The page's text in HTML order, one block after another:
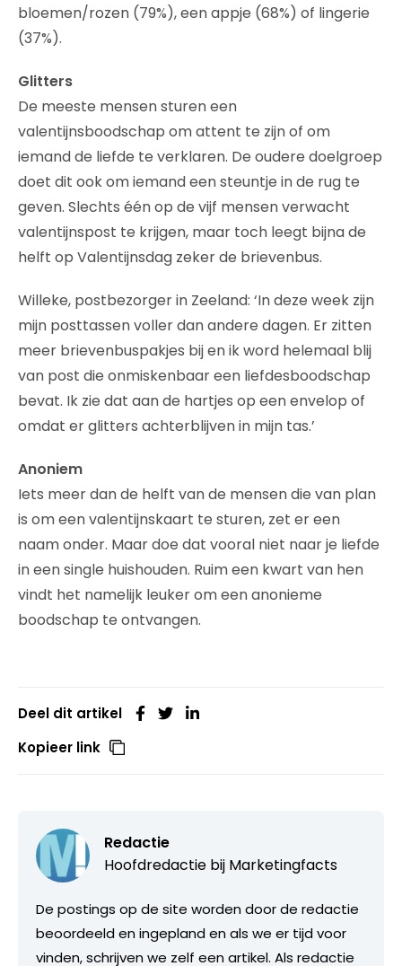
bloemen/rozen (79%), een appje (68%) of lingerie
(37%).
Glitters
De meeste mensen sturen een
valentijnsboodschap om attent te zijn of om
iemand de liefde te verklaren. De oudere doelgroep
doet dit ook om iemand een steuntje in de rug te
geven. Slechts één op de vijf mensen verwacht
valentijnspost te krijgen, maar toch leegt bijna de
helft op Valentijnsdag zeker de brievenbus.
Willeke, postbezorger in Zeeland: ‘In deze week zijn
mijn posttassen voller dan andere dagen. Er zitten
meer brievenbuspakjes bij en ik word helemaal blij
van post die onmiskenbaar een liefdesboodschap
bevat. Ik zie dat aan de hartjes op een envelop of
omdat er glitters achterblijven in mijn tas.’
Anoniem
Iets meer dan de helft van de mensen die van plan
is om een valentijnskaart te sturen, zet er een
naam onder. Maar doe dat vooral niet naar je liefde
in een single huishouden. Ruim een kwart van hen
vindt het namelijk leuker om een anonieme
boodschap te ontvangen.
Deel dit artikel
Kopieer link
Redactie
Hoofdredactie bij Marketingfacts
De postings op de site worden door de redactie
beoordeeld en ingepland en als we er tijd voor
vinden, schrijven we zelf een artikel. Als redactie